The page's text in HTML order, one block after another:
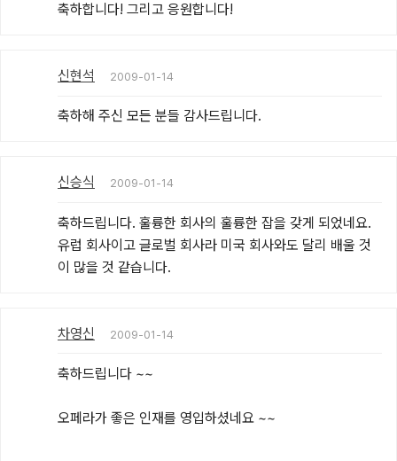
축하합니다! 그리고 응원합니다!
신현석 2009-01-14
축하해 주신 모든 분들 감사드립니다.
신승식 2009-01-14
축하드립니다. 훌륭한 회사의 훌륭한 잡을 갖게 되었네요.
유럽 회사이고 글로벌 회사라 미국 회사와도 달리 배울 것
이 많을 것 같습니다.
차영신 2009-01-14
축하드립니다 ~~
오페라가 좋은 인재를 영입하셨네요 ~~